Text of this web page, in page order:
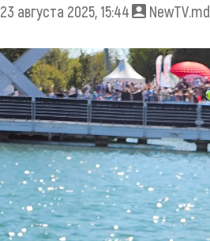
23 августа 2025, 15:44 NewTV.md